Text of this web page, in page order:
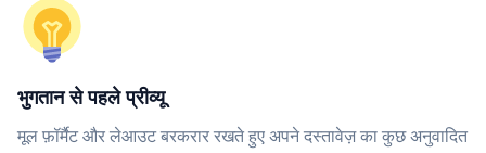
भुगतान से पहले प्रीव्यू
मूल फ़ॉर्मैट और लेआउट बरकरार रखते हुए अपने दस्तावेज़ का कुछ अनुवादित